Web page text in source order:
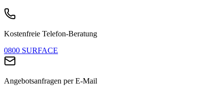
Kostenfreie Telefon-Beratung
0800 SURFACE
Angebotsanfragen per E-Mail